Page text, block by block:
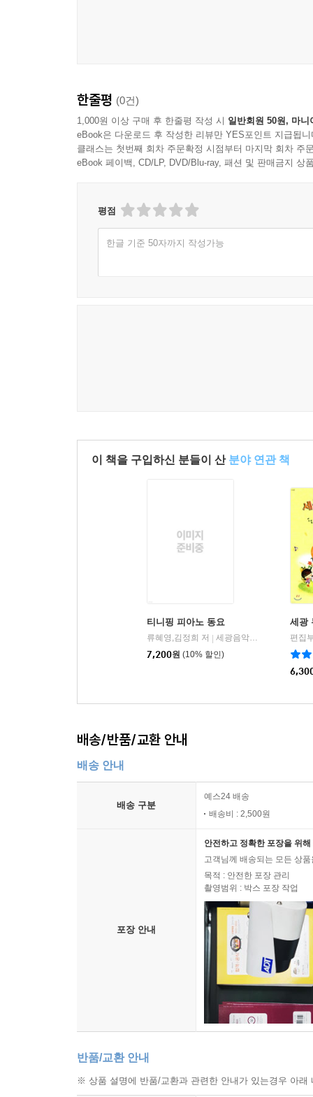
한줄평 (0건)
1,000원 이상 구매 후 한줄평 작성 시 일반회원 50원, 마니
eBook은 다운로드 후 작성한 리뷰만 YES포인트 지급됩니
클래스는 첫번째 회차 주문확정 시점부터 마지막 회차 주
eBook 페이백, CD/LP, DVD/Blu-ray, 패션 및 판매금지 상
평점
한글 기준 50자까지 작성가능
이 책을 구입하신 분들이 산 분야 연관 책
티니핑 피아노 동요
류혜영,김정희 저
세광음악출판사
7,200원 (10% 할인)
세광
편집
배송/반품/교환 안내
배송 안내
배송 구분
예스24 배송
배송비 : 2,500원
포장 안내
안전하고 정확한 포장을 위
고객님께 배송되는 모든 상
목적 : 안전한 포장 관리
촬영범위 : 박스 포장 작업
반품/교환 안내
※ 상품 설명에 반품/교환과 관련한 안내가 있는경우 아